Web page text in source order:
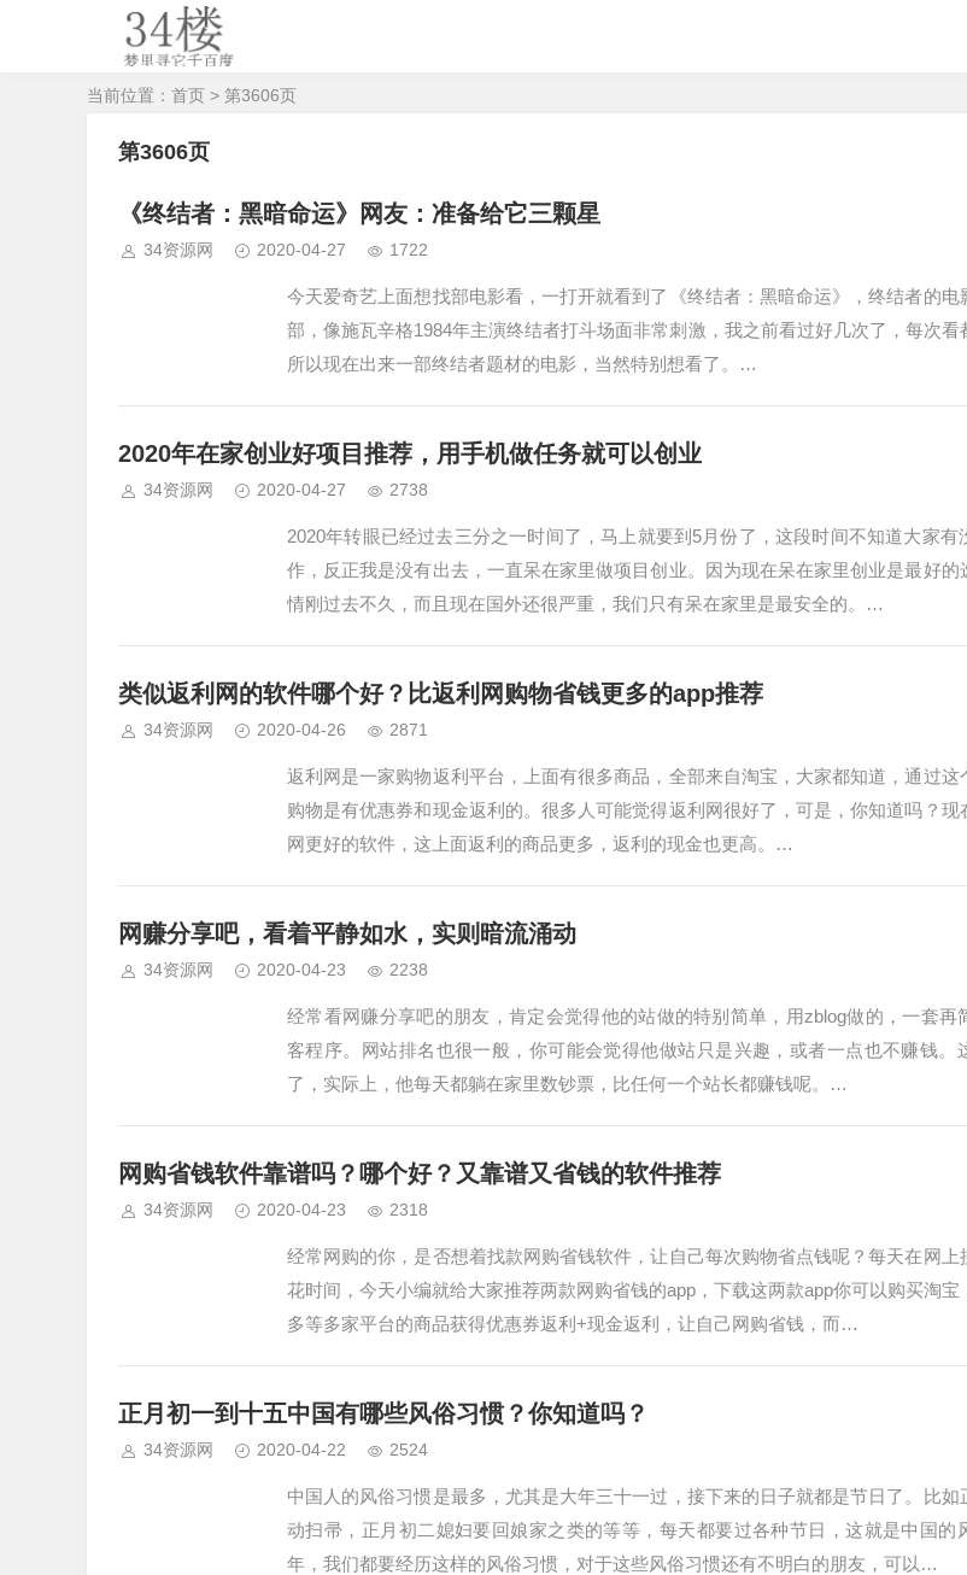
当前位置： 首页 > 第3606页
第3606页
《终结者：黑暗命运》网友：准备给它三颗星
34资源网 2020-04-27 1722
今天爱奇艺上面想找部电影看，一打开就看到了《终结者：黑暗命运》，终结者的电
部，像施瓦辛格1984年主演终结者打斗场面非常刺激，我之前看过好几次了，每次看
所以现在出来一部终结者题材的电影，当然特别想看了。…
2020年在家创业好项目推荐，用手机做任务就可以创业
34资源网 2020-04-27 2738
2020年转眼已经过去三分之一时间了，马上就要到5月份了，这段时间不知道大家有
作，反正我是没有出去，一直呆在家里做项目创业。因为现在呆在家里创业是最好的
情刚过去不久，而且现在国外还很严重，我们只有呆在家里是最安全的。…
类似返利网的软件哪个好？比返利网购物省钱更多的app推荐
34资源网 2020-04-26 2871
返利网是一家购物返利平台，上面有很多商品，全部来自淘宝，大家都知道，通过这
购物是有优惠券和现金返利的。很多人可能觉得返利网很好了，可是，你知道吗？现
网更好的软件，这上面返利的商品更多，返利的现金也更高。…
网赚分享吧，看着平静如水，实则暗流涌动
34资源网 2020-04-23 2238
经常看网赚分享吧的朋友，肯定会觉得他的站做的特别简单，用zblog做的，一套再
客程序。网站排名也很一般，你可能会觉得他做站只是兴趣，或者一点也不赚钱。
了，实际上，他每天都躺在家里数钞票，比任何一个站长都赚钱呢。…
网购省钱软件靠谱吗？哪个好？又靠谱又省钱的软件推荐
34资源网 2020-04-23 2318
经常网购的你，是否想着找款网购省钱软件，让自己每次购物省点钱呢？每天在网上
花时间，今天小编就给大家推荐两款网购省钱的app，下载这两款app你可以购买淘宝
多等多家平台的商品获得优惠券返利+现金返利，让自己网购省钱，而…
正月初一到十五中国有哪些风俗习惯？你知道吗？
34资源网 2020-04-22 2524
中国人的风俗习惯是最多，尤其是大年三十一过，接下来的日子就都是节日了。比如
动扫帚，正月初二媳妇要回娘家之类的等等，每天都要过各种节日，这就是中国的
年，我们都要经历这样的风俗习惯，对于这些风俗习惯还有不明白的朋友，可以…